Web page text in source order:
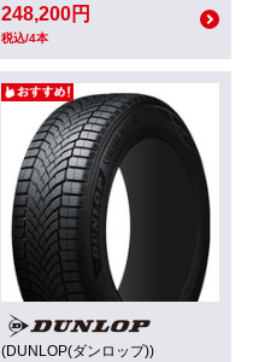
248,200円
税込/4本
(DUNLOP(ダンロップ))